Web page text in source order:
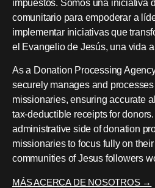
impuestos. Somos una iniciativa
comunitario para empoderar a
implementar iniciativas que
el Evangelio de Jesús, una vida
As a Donation Processing
securely manages and
missionaries, ensuring accurate
tax-deductible receipts for
administrative side of donation
missionaries to focus fully on
communities of Jesus followers
MÁS ACERCA DE NOSOTROS →